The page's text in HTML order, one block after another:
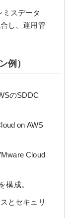
ミスデータ
し、運用管
例）
のSDDC
on AWS
Cloud
構成。
とセキュリ